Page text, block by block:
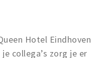
Hotel Eindhoven
collega’s zorg je er